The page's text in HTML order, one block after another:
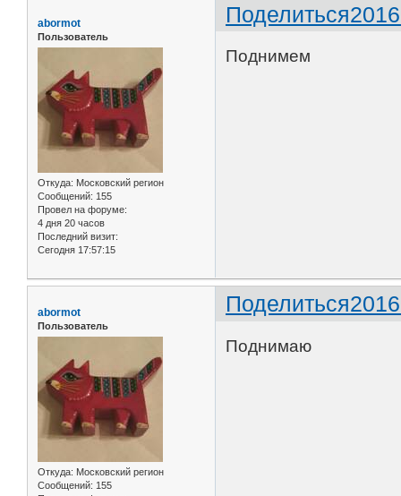
Поделиться
abormot
Пользователь
Откуда: Московский регион
Сообщений: 155
Провел на форуме:
4 дня 20 часов
Последний визит:
Сегодня 17:57:15
Поднимем
Поделиться
abormot
Пользователь
Откуда: Московский регион
Сообщений: 155
Поднимаю